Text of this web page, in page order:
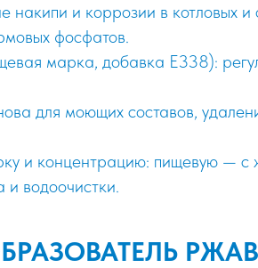
накипи и коррозии в котловых и
фосфатов.
марка, добавка Е338):
для моющих составов,
и концентрацию: пищевую — с
и водоочистки.